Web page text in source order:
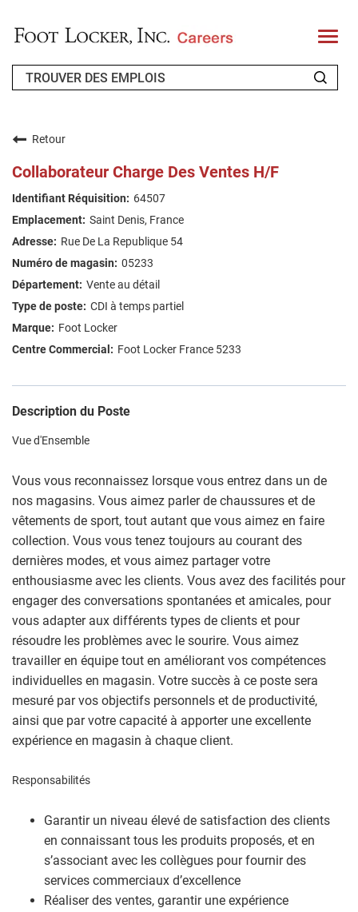
T
o
l
FAQ
RECHERCHE DE TRAVAIL
Retour
Collaborateur Charge Des Ventes H/F
64507
Saint Denis, France
Rue De La Republique 54
05233
Vente au détail
CDI à temps partiel
Foot Locker
Foot Locker France 5233
Description du Poste
Vue d'Ensemble
Vous vous reconnaissez lorsque vous entrez dans un de
nos magasins. Vous aimez parler de chaussures et de
vêtements de sport, tout autant que vous aimez en faire
collection. Vous vous tenez toujours au courant des
dernières modes, et vous aimez partager votre
enthousiasme avec les clients. Vous avez des facilités pour
engager des conversations spontanées et amicales, pour
vous adapter aux différents types de clients et pour
résoudre les problèmes avec le sourire. Vous aimez
travailler en équipe tout en améliorant vos compétences
individuelles en magasin. Votre succès à ce poste sera
mesuré par vos objectifs personnels et de productivité,
ainsi que par votre capacité à apporter une excellente
expérience en magasin à chaque client.
Responsabilités
Garantir un niveau élevé de satisfaction des clients
en connaissant tous les produits proposés, et en
s’associant avec les collègues pour fournir des
services commerciaux d’excellence
Réaliser des ventes, garantir une expérience